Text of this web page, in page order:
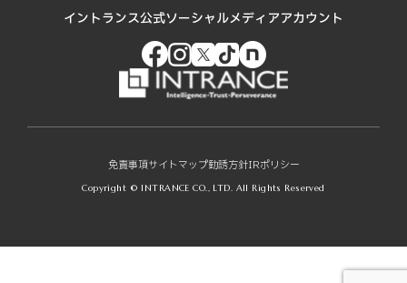
イントランス公式ソーシャルメディアアカウント
免責事項サイトマップ勧誘方針IRポリシー
Copyright © INTRANCE CO., LTD. All Rights Reserved